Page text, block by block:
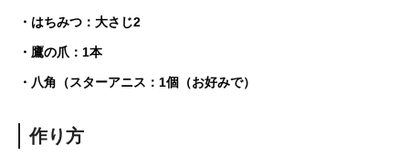
・はちみつ：大さじ2
・鷹の爪：1本
・八角（スターアニス：1個（お好みで）
作り方